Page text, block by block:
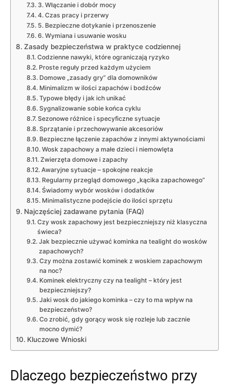
3. Włączanie i dobór mocy
4. Czas pracy i przerwy
5. Bezpieczne dotykanie i przenoszenie
6. Wymiana i usuwanie wosku
Zasady bezpieczeństwa w praktyce codziennej
Codzienne nawyki, które ograniczają ryzyko
Proste reguły przed każdym użyciem
Domowe „zasady gry” dla domowników
Minimalizm w ilości zapachów i bodźców
Typowe błędy i jak ich unikać
Sygnalizowanie sobie końca cyklu
Sezonowe różnice i specyficzne sytuacje
Sprzątanie i przechowywanie akcesoriów
Bezpieczne łączenie zapachów z innymi aktywnościami
Wosk zapachowy a małe dzieci i niemowlęta
Zwierzęta domowe i zapachy
Awaryjne sytuacje – spokojne reakcje
Regularny przegląd domowego „kącika zapachowego”
Świadomy wybór wosków i dodatków
Minimalistyczne podejście do ilości sprzętu
Najczęściej zadawane pytania (FAQ)
Czy wosk zapachowy jest bezpieczniejszy niż klasyczna
świeca?
Jak bezpiecznie używać kominka na tealight do wosków
zapachowych?
Czy można zostawić kominek z woskiem zapachowym
na noc?
Kominek elektryczny czy na tealight – który jest
bezpieczniejszy?
Jaki wosk do jakiego kominka – czy to ma wpływ na
bezpieczeństwo?
Co zrobić, gdy gorący wosk się rozleje lub zacznie
mocno dymić?
Kluczowe Wnioski
Dlaczego bezpieczeństwo przy